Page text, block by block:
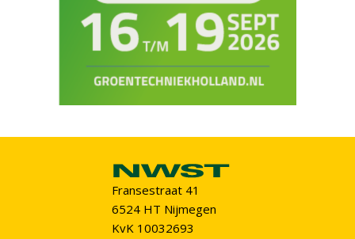
Fransestraat 41
6524 HT Nijmegen
KvK 10032693